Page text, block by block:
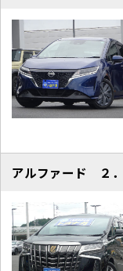
アルファード ２